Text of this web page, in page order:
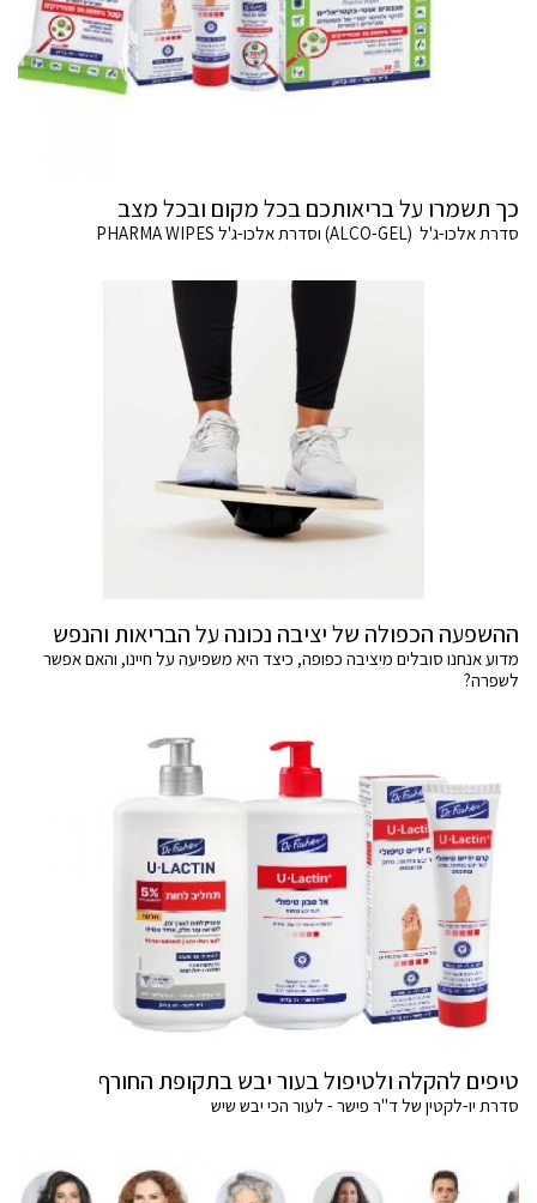
כך תשמרו על בריאותכם בכל מקום ובכל מצב
סדרת אלכו-ג'ל (ALCO-GEL) וסדרת אלכו-ג'ל PHARMA WIPES
ההשפעה הכפולה של יציבה נכונה על הבריאות והנפש
מדוע אנחנו סובלים מיציבה כפופה, כיצד היא משפיעה על חיינו, והאם אפשר
לשפרה?
טיפים להקלה ולטיפול בעור יבש בתקופת החורף
סדרת יו-לקטין של ד"ר פישר - לעור הכי יבש שיש